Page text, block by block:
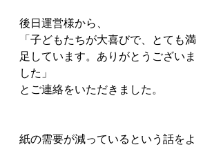
後日運営様から、
「子どもたちが大喜びで、とても満
足しています。ありがとうございま
した」
とご連絡をいただきました。
紙の需要が減っているという話をよ